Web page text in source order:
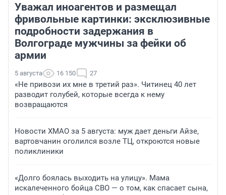
Уважал иноагентов и размещал
фривольные картинки: эксклюзивные
подробности задержания в
Волгограде мужчины за фейки об
армии
5 августа 16 150 27
«Не привози их мне в третий раз». Читинец 40 лет
разводит голубей, которые всегда к нему
возвращаются
Новости ХМАО за 5 августа: муж дает деньги Айзе,
вартовчанин оголился возле ТЦ, откроются новые
поликлиники
«Долго боялась выходить на улицу». Мама
искалеченного бойца СВО — о том, как спасает сына,